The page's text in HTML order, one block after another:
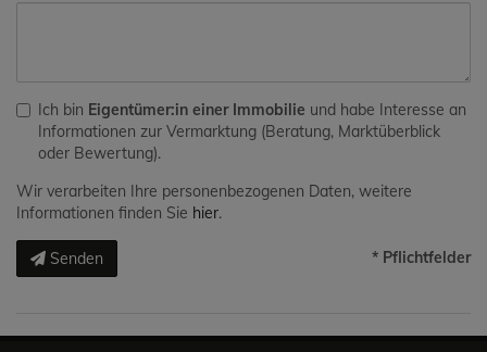
Ich bin Eigentümer:in einer Immobilie und habe Interesse an
Informationen zur Vermarktung (Beratung, Marktüberblick
oder Bewertung).
Wir verarbeiten Ihre personenbezogenen Daten, weitere
Informationen finden Sie hier.
Senden * Pflichtfelder